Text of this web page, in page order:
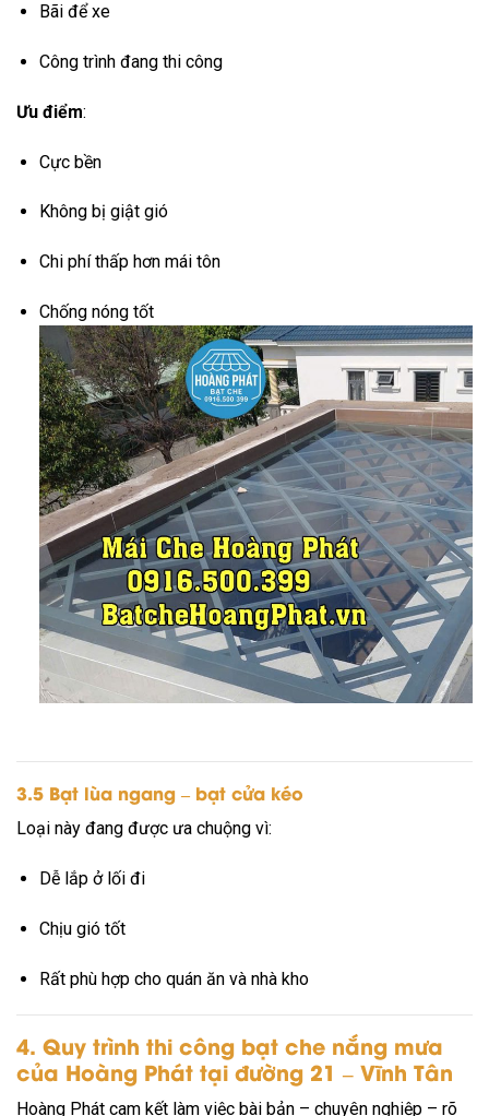
Bãi để xe
Công trình đang thi công
Ưu điểm:
Cực bền
Không bị giật gió
Chi phí thấp hơn mái tôn
Chống nóng tốt
3.5 Bạt lùa ngang – bạt cửa kéo
Loại này đang được ưa chuộng vì:
Dễ lắp ở lối đi
Chịu gió tốt
Rất phù hợp cho quán ăn và nhà kho
4. Quy trình thi công bạt che nắng mưa
của Hoàng Phát tại đường 21 – Vĩnh Tân
Hoàng Phát cam kết làm việc bài bản – chuyên nghiệp – rõ